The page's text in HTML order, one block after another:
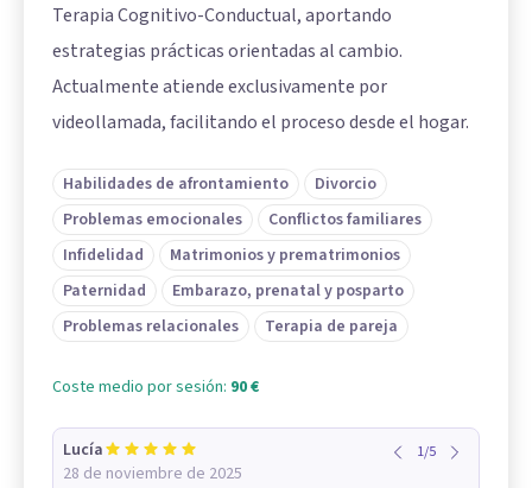
Terapia Cognitivo-Conductual, aportando
estrategias prácticas orientadas al cambio.
Actualmente atiende exclusivamente por
videollamada, facilitando el proceso desde el hogar.
Habilidades de afrontamiento
Divorcio
Problemas emocionales
Conflictos familiares
Infidelidad
Matrimonios y prematrimonios
Paternidad
Embarazo, prenatal y posparto
Problemas relacionales
Terapia de pareja
Coste medio por sesión: 90 €
Lucía
28 de noviembre de 2025
1/5